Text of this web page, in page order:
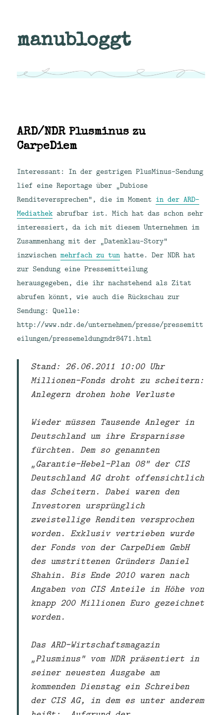
manubloggt
ARD/NDR Plusminus zu
CarpeDiem
Interessant: In der gestrigen PlusMinus-Sendung
lief eine Reportage über „Dubiose
Renditeversprechen“, die im Moment in der ARD-
Mediathek abrufbar ist. Mich hat das schon sehr
interessiert, da ich mit diesem Unternehmen im
Zusammenhang mit der „Datenklau-Story“
inzwischenmehrfach zu tun hatte. Der NDR hat
zur Sendung eine Pressemitteilung
herausgegeben, die ihr nachstehend als Zitat
abrufen könnt, wie auch die Rückschau zur
Sendung: Quelle:
http://www.ndr.de/unternehmen/presse/pressemitt
eilungen/pressemeldungndr8471.html
Stand: 26.06.2011 10:00 Uhr
Millionen-Fonds droht zu scheitern:
Anlegern drohen hohe Verluste
Wieder müssen Tausende Anleger in
Deutschland um ihre Ersparnisse
fürchten. Dem so genannten
„Garantie-Hebel-Plan 08“ der CIS
Deutschland AG droht offensichtlich
das Scheitern. Dabei waren den
Investoren ursprünglich
zweistellige Renditen versprochen
worden. Exklusiv vertrieben wurde
der Fonds von der CarpeDiem GmbH
des umstrittenen Gründers Daniel
Shahin. Bis Ende 2010 waren nach
Angaben von CIS Anteile in Höhe von
knapp 200 Millionen Euro gezeichnet
worden.
Das ARD-Wirtschaftsmagazin
„Plusminus“ vom NDR präsentiert in
seiner neuesten Ausgabe am
kommenden Dienstag ein Schreiben
der CIS AG, in dem es unter anderem